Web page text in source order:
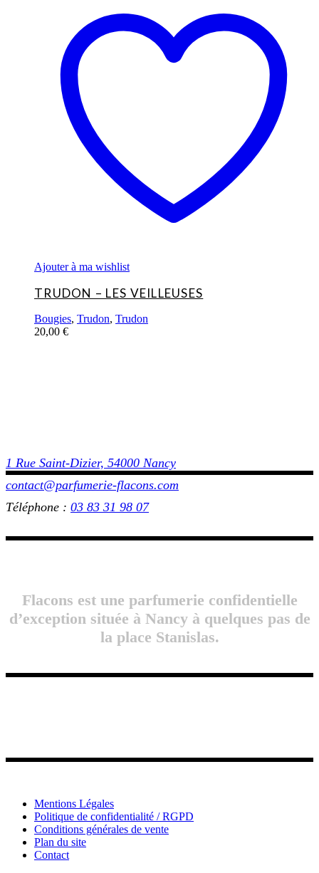
Ajouter à ma wishlist
TRUDON – LES VEILLEUSES
Bougies, Trudon, Trudon
20,00 €
1 Rue Saint-Dizier, 54000 Nancy
contact@parfumerie-flacons.com
Téléphone : 03 83 31 98 07
Flacons est une parfumerie confidentielle
d’exception située à Nancy à quelques pas de
la place Stanislas.
Mentions Légales
Politique de confidentialité / RGPD
Conditions générales de vente
Plan du site
Contact